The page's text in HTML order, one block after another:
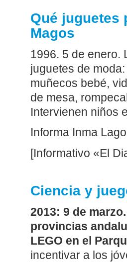
Qué juguetes
Magos
1996. 5 de enero.
juguetes de
muñecos bebé,
de mesa,
Intervienen niños
Informa Inma
[Informativo «El
Ciencia y
2013: 9 de
provincias
LEGO en el
incentivar a los